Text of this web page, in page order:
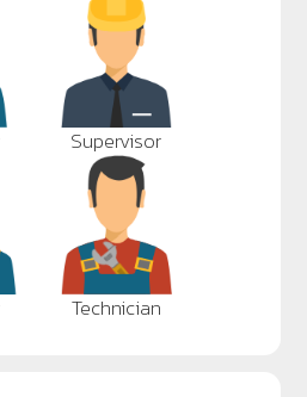
Supervisor
Technician